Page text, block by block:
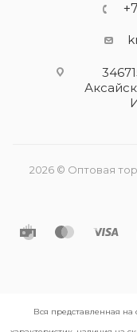
2026 © Оптовая
Вся представленная на